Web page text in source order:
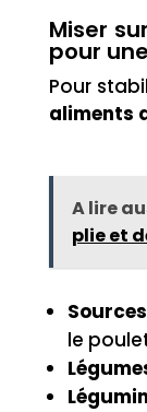
Miser
pour
Pour
aliments
A lire
plie et
le